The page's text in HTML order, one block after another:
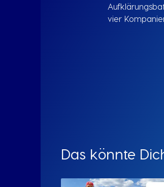
vier
Das könnte